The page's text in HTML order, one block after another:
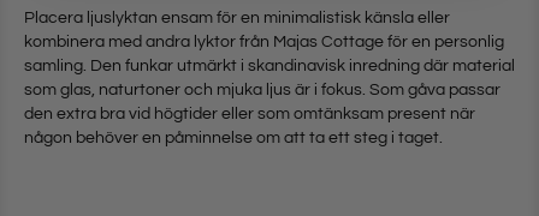
Placera ljuslyktan ensam för en minimalistisk känsla eller
kombinera med andra lyktor från Majas Cottage för en personlig
samling. Den funkar utmärkt i skandinavisk inredning där material
som glas, naturtoner och mjuka ljus är i fokus. Som gåva passar
den extra bra vid högtider eller som omtänksam present när
någon behöver en påminnelse om att ta ett steg i taget.